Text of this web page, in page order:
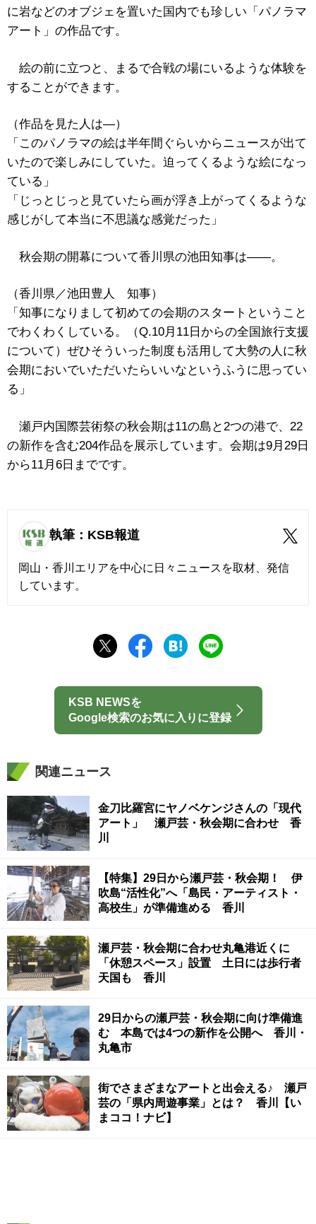
に岩などのオブジェを置いた国内でも珍しい「パノラマ
アート」の作品です。
絵の前に立つと、まるで合戦の場にいるような体験を
することができます。
（作品を見た人は―）
「このパノラマの絵は半年間ぐらいからニュースが出て
いたので楽しみにしていた。迫ってくるような絵になっ
ている」
「じっとじっと見ていたら画が浮き上がってくるような
感じがして本当に不思議な感覚だった」
秋会期の開幕について香川県の池田知事は――。
（香川県／池田豊人 知事）
「知事になりまして初めての会期のスタートということ
でわくわくしている。（Q.10月11日からの全国旅行支援
について）ぜひそういった制度も活用して大勢の人に秋
会期においでいただいたらいいなというふうに思ってい
る」
瀬戸内国際芸術祭の秋会期は11の島と2つの港で、22
の新作を含む204作品を展示しています。会期は9月29日
から11月6日までです。
執筆：KSB報道
岡山・香川エリアを中心に日々ニュースを取材、発信
しています。
KSB NEWSを
Google検索のお気に入りに登録
関連ニュース
金刀比羅宮にヤノベケンジさんの「現代
アート」 瀬戸芸・秋会期に合わせ 香
川
【特集】29日から瀬戸芸・秋会期！ 伊
吹島“活性化”へ「島民・アーティスト・
高校生」が準備進める 香川
瀬戸芸・秋会期に合わせ丸亀港近くに
「休憩スペース」設置 土日には歩行者
天国も 香川
29日からの瀬戸芸・秋会期に向け準備進
む 本島では4つの新作を公開へ 香川・
丸亀市
街でさまざまなアートと出会える♪ 瀬戸
芸の「県内周遊事業」とは？ 香川【い
まココ！ナビ】